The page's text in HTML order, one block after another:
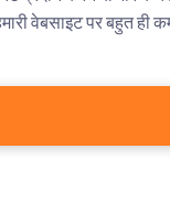
वेबसाइट पर बहुत ही